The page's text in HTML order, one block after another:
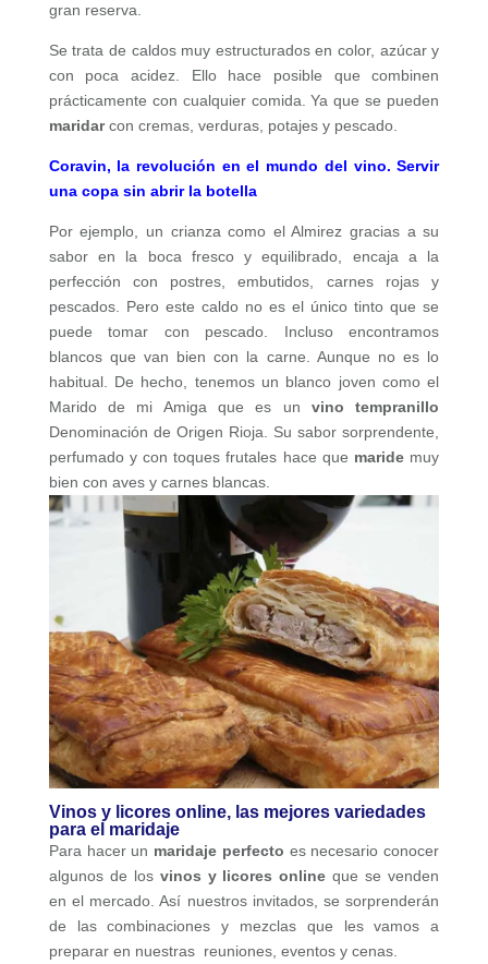
gran reserva.
Se trata de caldos muy estructurados en color, azúcar y
con poca acidez. Ello hace posible que combinen
prácticamente con cualquier comida. Ya que se pueden
maridarcon cremas, verduras, potajes y pescado.
Coravin, la revolución en el mundo del vino. Servir
una copa sin abrir la botella
Por ejemplo, un crianza como el Almirez gracias a su
sabor en la boca fresco y equilibrado, encaja a la
perfección con postres, embutidos, carnes rojas y
pescados. Pero este caldo no es el único tinto que se
puede tomar con pescado. Incluso encontramos
blancos que van bien con la carne. Aunque no es lo
habitual. De hecho, tenemos un blanco joven como el
Marido de mi Amiga que es un vino tempranillo
Denominación de Origen Rioja. Su sabor sorprendente,
perfumado y con toques frutales hace que maride muy
bien con aves y carnes blancas.
Vinos y licores online, las mejores variedades
para el maridaje
Para hacer un maridaje perfecto es necesario conocer
algunos de los vinos y licores onlineque se venden
en el mercado. Así nuestros invitados, se sorprenderán
de las combinaciones y mezclas que les vamos a
preparar en nuestras reuniones, eventos y cenas.